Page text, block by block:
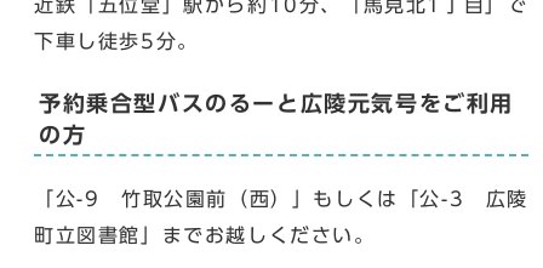
近鉄「五位堂」駅から約10分、「馬見北1丁目」で
下車し徒歩5分。
予約乗合型バスのるーと広陵元気号をご利用
の方
「公-9 竹取公園前（西）」もしくは「公-3 広陵
町立図書館」までお越しください。